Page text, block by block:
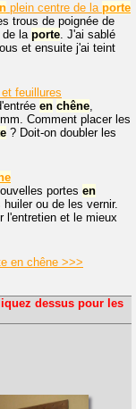
plein centre de la porte
trous de poignée de
de la porte. J'ai sablé
et ensuite j'ai teint
feuillures
en chêne,
Comment placer les
? Doit-on doubler les
portes en
ou de les vernir.
l'entretien et le mieux
en chêne >>>
dessus pour les